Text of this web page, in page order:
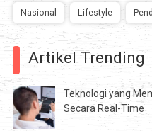
Nasional Lifestyle
Artikel Trending
Teknologi yang
Secara Real-Time